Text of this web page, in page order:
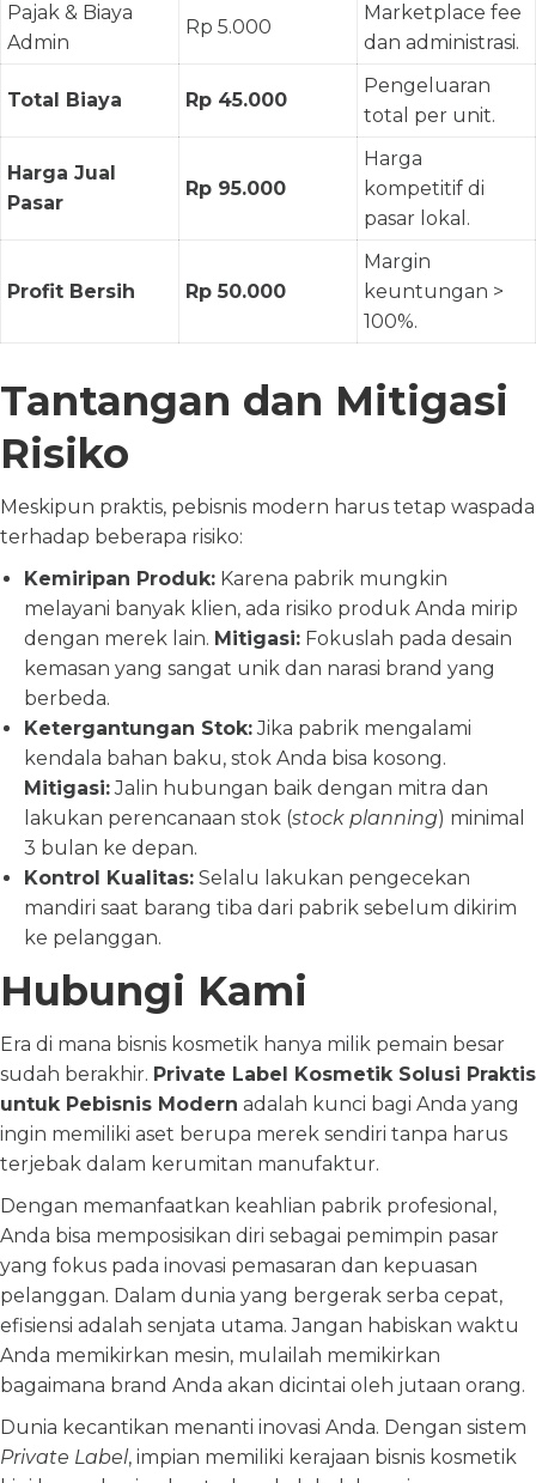
Pajak & Biaya
Admin
Rp 5.000
Marketplace fee
dan administrasi.
Total Biaya Rp 45.000
Pengeluaran
total per unit.
Harga Jual
Pasar
Rp 95.000
Harga
kompetitif di
pasar lokal.
Profit Bersih Rp 50.000
Margin
keuntungan >
100%.
Tantangan dan Mitigasi
Risiko
Meskipun praktis, pebisnis modern harus tetap waspada
terhadap beberapa risiko:
Kemiripan Produk: Karena pabrik mungkin
melayani banyak klien, ada risiko produk Anda mirip
dengan merek lain. Mitigasi: Fokuslah pada desain
kemasan yang sangat unik dan narasi brand yang
berbeda.
Ketergantungan Stok:Jika pabrik mengalami
kendala bahan baku, stok Anda bisa kosong.
Mitigasi:Jalin hubungan baik dengan mitra dan
lakukan perencanaan stok (stock planning) minimal
3 bulan ke depan.
Kontrol Kualitas: Selalu lakukan pengecekan
mandiri saat barang tiba dari pabrik sebelum dikirim
ke pelanggan.
Hubungi Kami
Era di mana bisnis kosmetik hanya milik pemain besar
sudah berakhir. Private Label Kosmetik Solusi Praktis
untuk Pebisnis Modern adalah kunci bagi Anda yang
ingin memiliki aset berupa merek sendiri tanpa harus
terjebak dalam kerumitan manufaktur.
Dengan memanfaatkan keahlian pabrik profesional,
Anda bisa memposisikan diri sebagai pemimpin pasar
yang fokus pada inovasi pemasaran dan kepuasan
pelanggan. Dalam dunia yang bergerak serba cepat,
efisiensi adalah senjata utama. Jangan habiskan waktu
Anda memikirkan mesin, mulailah memikirkan
bagaimana brand Anda akan dicintai oleh jutaan orang.
Dunia kecantikan menanti inovasi Anda. Dengan sistem
Private Label, impian memiliki kerajaan bisnis kosmetik